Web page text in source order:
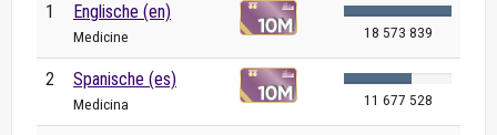
1 Englische (en)
Medicine 18 573 839
2 Spanische (es)
Medicina 11 677 528